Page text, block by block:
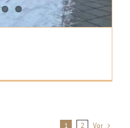
1 2 Vor